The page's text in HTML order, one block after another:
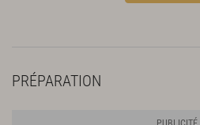
PRÉPARATION